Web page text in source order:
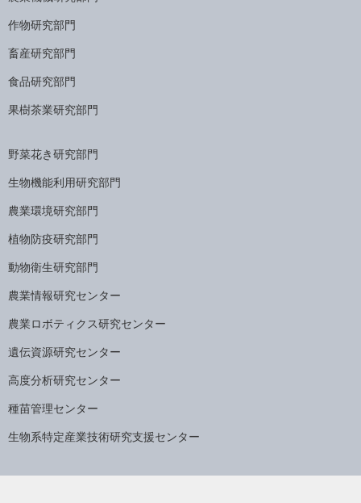
作物研究部門
畜産研究部門
食品研究部門
果樹茶業研究部門
野菜花き研究部門
生物機能利用研究部門
農業環境研究部門
植物防疫研究部門
動物衛生研究部門
農業情報研究センター
農業ロボティクス研究センター
遺伝資源研究センター
高度分析研究センター
種苗管理センター
生物系特定産業技術研究支援センター